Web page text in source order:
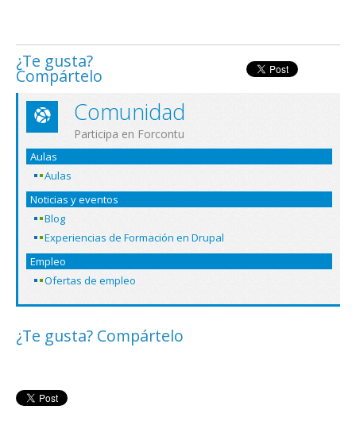
¿Te gusta?
Compártelo
Comunidad
Participa en Forcontu
Aulas
Aulas
Noticias y eventos
Blog
Experiencias de Formación en Drupal
Empleo
Ofertas de empleo
¿Te gusta? Compártelo